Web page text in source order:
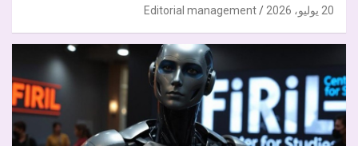
20 يوليو، 2026 Editorial management